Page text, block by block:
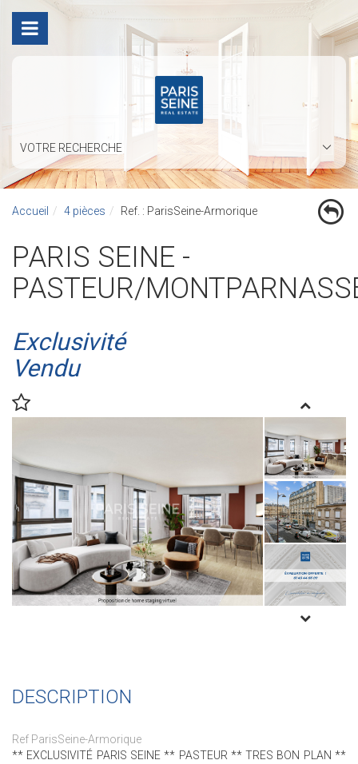
VOTRE RECHERCHE
Accueil 4 pièces Ref. : ParisSeine-Armorique
PARIS SEINE -
PASTEUR/
Exclusivité
Vendu
DESCRIPTION
Ref ParisSeine-Armorique
** EXCLUSIVITÉ PARIS SEINE ** PASTEUR ** TRES BON PLAN **